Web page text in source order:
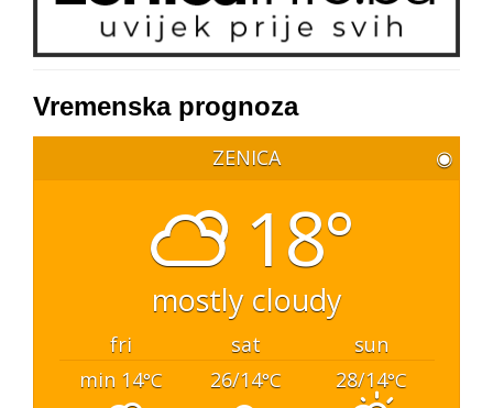
Vremenska prognoza
ZENICA ◉
18°
mostly cloudy
fri sat
sun
min 14°C 26/14°C 28/14°C